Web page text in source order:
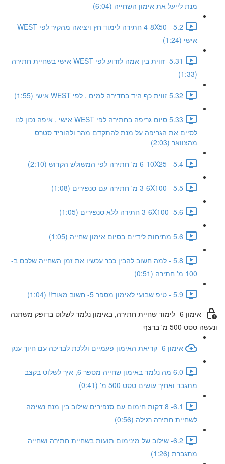
מנת לייעל את אימון השחייה (6:04)
5.2 - 4-8X50 חתירה לימוד חץ ויציאה מהקיר לפי WEST
אישי (1:24)
5.31- זווית בין אמה לזרוע לפי WEST אישי בשחיית חתירה
(1:33)
5.32 זווית כף היד בחדירה למים , לפי WEST אישי (1:55)
5.33 סיום גריפה בחתירה לפי WEST אישי , איפה נכון לנו
לסיים את הגריפה על מנת להתקדם מהר ולהוריד סטרס
מהצוואר (2:03)
5.4 - 6-10X25 מ' חתירה לפי המשולש הקדוש (2:10)
5.5 - 3-6X100 מ' חתירה עם סנפירים (1:08)
5.6- 3-6X100 חתירה ללא סנפירים (1:05)
5.6 מתיחות לידיים בסיום אימון שחייה (1:05)
5.8 - למה חשוב להבין כבר עכשיו את זמן השחייה שלכם ב-
100 מ' חתירה (0:51)
5.9 - טיפ שבועי לאימון מספר 5- חשוב מאוד!! (1:04)
אימון 6- לימוד שחיית חתירה, באימון נלמד לשלוט בדופק משתנה
ונעשה טסט 500 מ' ברצף
אימון 6- קריאת האימון פעמיים וללכת לבריכה עם חיוך ענק
6.0 מה נלמד באימון שחייה מספר 6, איך לשלוט בקצב
מתגבר ואחיך עושים טסט 500 מ' (0:41)
6.1- 8 דקות חימום עם סנפירים שילוב בין מנח נשימה
לשחיית חתירה רגילה (0:56)
6.2- שילוב של מינימום תועות בשחיית חתירה ושחייה
מתגברת (1:26)